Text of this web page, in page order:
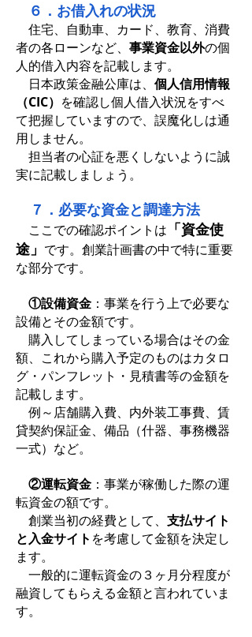
６．お借入れの状況
住宅、自動車、カード、教育、消費
者の各ローンなど、 事業資金以外の個
人的借入内容を記載します。
日本政策金融公庫は、 個人信用情報
（CIC） を確認し個人借入状況をすべ
て把握していますので、誤魔化しは通
用しません。
担当者の心証を悪くしないように誠
実に記載しましょう。
７．必要な資金と調達方法
ここでの確認ポイントは 「資金使
途」 です。創業計画書の中で特に重要
な部分です。
①設備資金 ：事業を行う上で必要な
設備とその金額です。
購入してしまっている場合はその金
額、これから購入予定のものはカタロ
グ・パンフレット・見積書等の金額を
記載します。
例～店舗購入費、内外装工事費、賃
貸契約保証金、備品（什器、事務機器
一式）など。
②運転資金 ：事業が稼働した際の運
転資金の額です。
創業当初の経費として、 支払サイト
と入金サイト を考慮して金額を決定し
ます。
一般的に運転資金の３ヶ月分程度が
融資してもらえる金額と言われていま
す。